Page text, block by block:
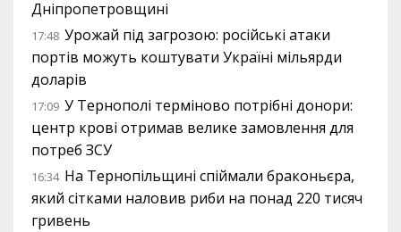
Дніпропетровщині
17:48 Урожай під загрозою: російські атаки
портів можуть коштувати Україні мільярди
доларів
17:09 У Тернополі терміново потрібні донори:
центр крові отримав велике замовлення для
потреб ЗСУ
16:34 На Тернопільщині спіймали браконьєра,
який сітками наловив риби на понад 220 тисяч
гривень